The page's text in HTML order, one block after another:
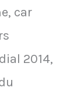
car
2014,